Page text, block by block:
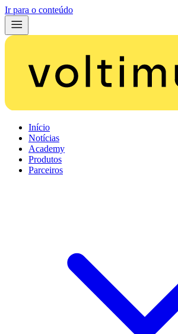
Ir para o conteúdo
Início
Notícias
Academy
Produtos
Parceiros